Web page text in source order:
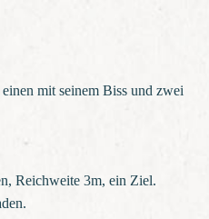
mit seinem Biss und zwei
Reichweite 3m, ein Ziel.